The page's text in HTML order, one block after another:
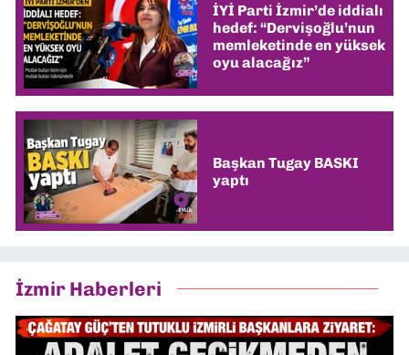
İYİ Parti İzmir’de iddialı
hedef: “Dervişoğlu’nun
memleketinde en yüksek
oyu alacağız”
Başkan Tugay BASKI
yaptı
İzmir Haberleri